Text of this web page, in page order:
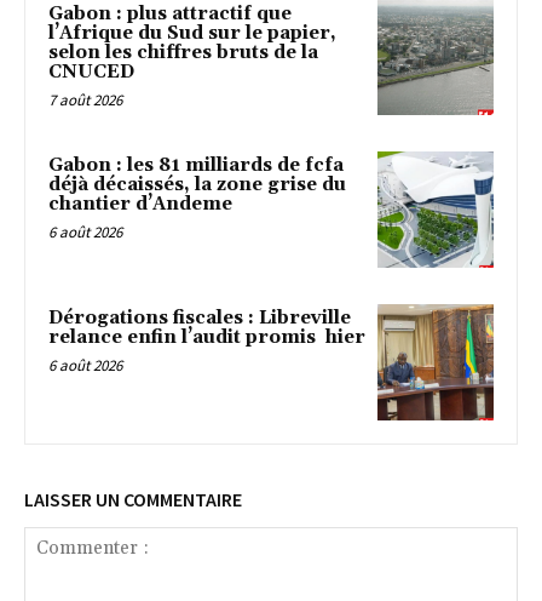
Gabon : plus attractif que
l’Afrique du Sud sur le papier,
selon les chiffres bruts de la
CNUCED
7 août 2026
Gabon : les 81 milliards de fcfa
déjà décaissés, la zone grise du
chantier d’Andeme
6 août 2026
Dérogations fiscales : Libreville
relance enfin l’audit promis hier
6 août 2026
LAISSER UN COMMENTAIRE